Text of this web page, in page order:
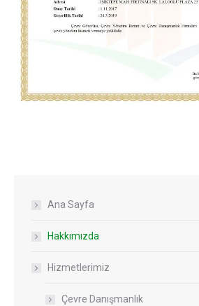
Ana Sayfa
Hakkımızda
Hizmetlerimiz
Çevre Danışmanlık